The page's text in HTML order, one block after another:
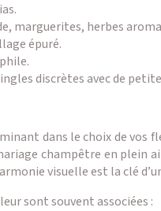
marguerites, herbes
épuré.
discrètes avec de
dans le choix de vos
champêtre en plein
visuelle est la clé
sont souvent associées :